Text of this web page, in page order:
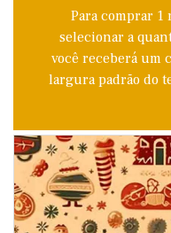
Para comprar 1
selecionar a
você receberá um
largura padrão do